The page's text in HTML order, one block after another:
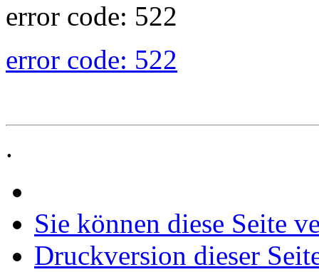
error code: 522
error code: 522
.
Sie können diese Seite
Druckversion dieser